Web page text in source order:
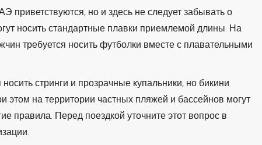
приветствуются, но и здесь не следует забывать о
носить стандартные плавки приемлемой длины. На
требуется носить футболки вместе с плавательными
стринги и прозрачные купальники, но бикини
этом на территории частных пляжей и бассейнов могут
правила. Перед поездкой уточните этот вопрос в